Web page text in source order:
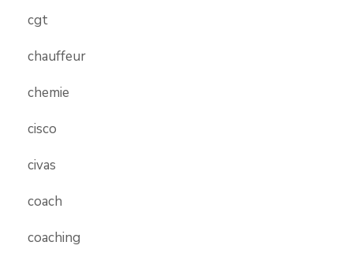
cgt
chauffeur
chemie
cisco
civas
coach
coaching